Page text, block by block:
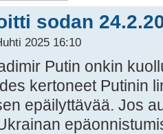
sodan
2025 16:10
Putin onkin
kertoneet Putinin
epäilyttävää. Jos